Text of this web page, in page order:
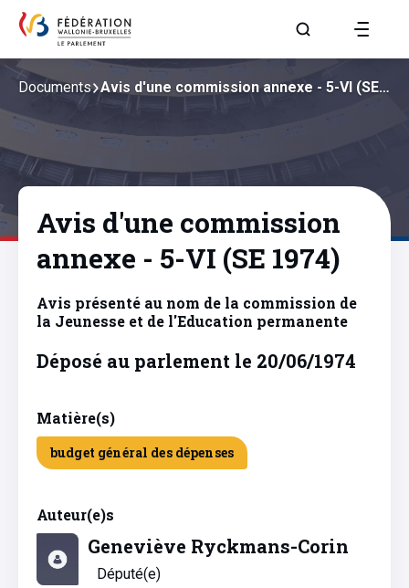
Aller à la page
Documents Avis d'une commission annexe - 5-VI (SE…
Avis d'une commission
annexe - 5-VI (SE 1974)
Avis présenté au nom de la commission de
la Jeunesse et de l'Education permanente
Déposé au parlement le 20/06/1974
Matière(s)
budget général des dépenses
Auteur(e)s
Geneviève Ryckmans-Corin
Député(e)